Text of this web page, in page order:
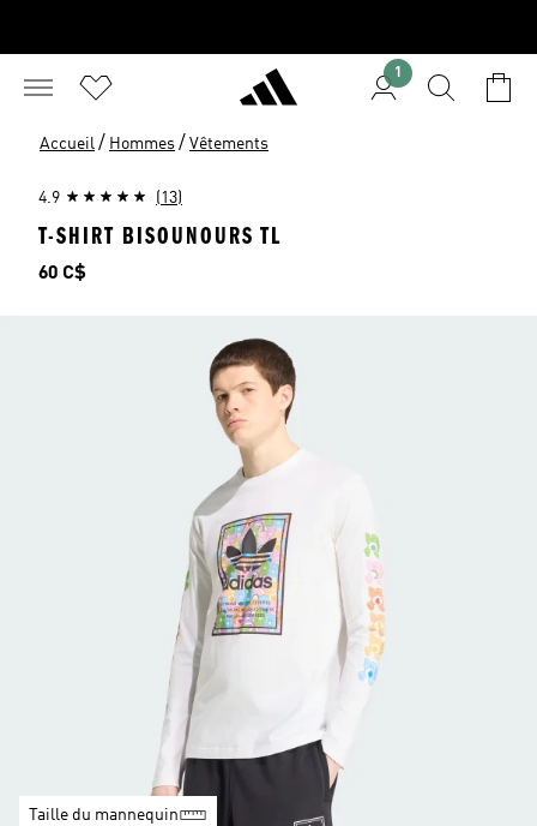
1
Accueil / Hommes / Vêtements
4.9 (13)
T-SHIRT BISOUNOURS TL
Prix
60 C$
Taille du mannequin